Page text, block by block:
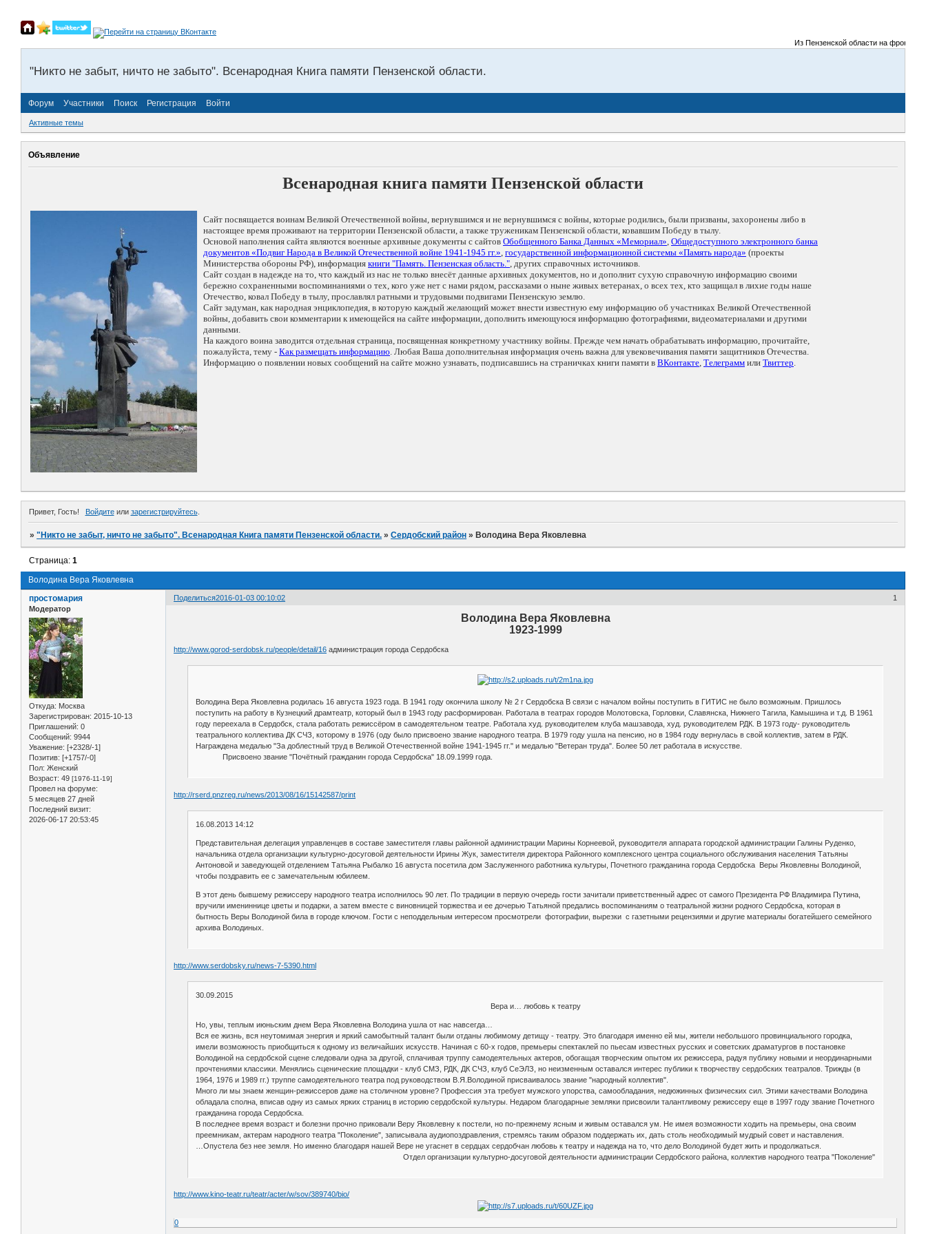
Из Пензенской области на фронты
"Никто не забыт, ничто не забыто". Всенародная Книга памяти Пензенской области.
Форум Участники Поиск Регистрация Войти
Активные темы
Объявление
Всенародная книга памяти Пензенской области
Сайт посвящается воинам Великой Отечественной войны, вернувшимся и не вернувшимся с войны, которые родились, были призваны, захоронены либо в
настоящее время проживают на территории Пензенской области, а также труженикам Пензенской области, ковавшим Победу в тылу.
Основой наполнения сайта являются военные архивные документы с сайтов Обобщенного Банка Данных «Мемориал», Общедоступного электронного банка
документов «Подвиг Народа в Великой Отечественной войне 1941-1945 гг.», государственной информационной системы «Память народа» (проекты
Министерства обороны РФ), информация книги "Память. Пензенская область.", других справочных источников.
Сайт создан в надежде на то, что каждый из нас не только внесёт данные архивных документов, но и дополнит сухую справочную информацию своими
бережно сохраненными воспоминаниями о тех, кого уже нет с нами рядом, рассказами о ныне живых ветеранах, о всех тех, кто защищал в лихие годы наше
Отечество, ковал Победу в тылу, прославлял ратными и трудовыми подвигами Пензенскую землю.
Сайт задуман, как народная энциклопедия, в которую каждый желающий может внести известную ему информацию об участниках Великой Отечественной
войны, добавить свои комментарии к имеющейся на сайте информации, дополнить имеющуюся информацию фотографиями, видеоматериалами и другими
данными.
На каждого воина заводится отдельная страница, посвященная конкретному участнику войны. Прежде чем начать обрабатывать информацию, прочитайте,
пожалуйста, тему - Как размещать информацию. Любая Ваша дополнительная информация очень важна для увековечивания памяти защитников Отечества.
Информацию о появлении новых сообщений на сайте можно узнавать, подписавшись на страничках книги памяти в ВКонтакте, Телеграмм или Твиттер.
Привет, Гость! Войдитеили зарегистрируйтесь.
»"Никто не забыт, ничто не забыто". Всенародная Книга памяти Пензенской области. »Сердобский район » Володина Вера Яковлевна
Володина Вера Яковлевна
Страница:1
Поделиться 1
2016-01-03 00:10:02
простомария
Модератор
Откуда: Москва
Зарегистрирован: 2015-10-13
Приглашений: 0
Сообщений: 9944
Уважение: [+2328/-1]
Позитив: [+1757/-0]
Пол: Женский
Возраст: 49 [1976-11-19]
Провел на форуме:
5 месяцев 27 дней
Последний визит:
2026-06-17 20:53:45
Володина Вера Яковлевна
1923-1999
http://www.gorod-serdobsk.ru/people/detail/16 администрация города Сердобска
Володина Вера Яковлевна родилась 16 августа 1923 года. В 1941 году окончила школу № 2 г Сердобска В связи с началом войны поступить в ГИТИС не было возможным. Пришлось
поступить на работу в Кузнецкий драмтеатр, который был в 1943 году расформирован. Работала в театрах городов Молотовска, Горловки, Славянска, Нижнего Тагила, Камышина и т.д. В 1961
году переехала в Сердобск, стала работать режиссёром в самодеятельном театре. Работала худ. руководителем клуба машзавода, худ. руководителем РДК. В 1973 году- руководитель
театрального коллектива ДК СЧЗ, которому в 1976 (оду было присвоено звание народного театра. В 1979 году ушла на пенсию, но в 1984 году вернулась в свой коллектив, затем в РДК.
Награждена медалью "За доблестный труд в Великой Отечественной войне 1941-1945 гг." и медалью "Ветеран труда". Более 50 лет работала в искусстве.
Присвоено звание "Почётный гражданин города Сердобска" 18.09.1999 года.
http://rserd.pnzreg.ru/news/2013/08/16/15142587/print
16.08.2013 14:12
Представительная делегация управленцев в составе заместителя главы районной администрации Марины Корнеевой, руководителя аппарата городской администрации Галины Руденко,
начальника отдела организации культурно-досуговой деятельности Ирины Жук, заместителя директора Районного комплексного центра социального обслуживания населения Татьяны
Антоновой и заведующей отделением Татьяна Рыбалко 16 августа посетила дом Заслуженного работника культуры, Почетного гражданина города Сердобска Веры Яковлевны Володиной,
чтобы поздравить ее с замечательным юбилеем.
В этот день бывшему режиссеру народного театра исполнилось 90 лет. По традиции в первую очередь гости зачитали приветственный адрес от самого Президента РФ Владимира Путина,
вручили имениннице цветы и подарки, а затем вместе с виновницей торжества и ее дочерью Татьяной предались воспоминаниям о театральной жизни родного Сердобска, которая в
бытность Веры Володиной била в городе ключом. Гости с неподдельным интересом просмотрели фотографии, вырезки с газетными рецензиями и другие материалы богатейшего семейного
архива Володиных.
http://www.serdobsky.ru/news-7-5390.html
30.09.2015
Вера и… любовь к театру
Но, увы, теплым июньским днем Вера Яковлевна Володина ушла от нас навсегда…
Вся ее жизнь, вся неутомимая энергия и яркий самобытный талант были отданы любимому детищу - театру. Это благодаря именно ей мы, жители небольшого провинциального городка,
имели возможность приобщиться к одному из величайших искусств. Начиная с 60-х годов, премьеры спектаклей по пьесам известных русских и советских драматургов в постановке
Володиной на сердобской сцене следовали одна за другой, сплачивая труппу самодеятельных актеров, обогащая творческим опытом их режиссера, радуя публику новыми и неординарными
прочтениями классики. Менялись сценические площадки - клуб СМЗ, РДК, ДК СЧЗ, клуб СеЭЛЗ, но неизменным оставался интерес публики к творчеству сердобских театралов. Трижды (в
1964, 1976 и 1989 гг.) труппе самодеятельного театра под руководством В.Я.Володиной присваивалось звание "народный коллектив".
Много ли мы знаем женщин-режиссеров даже на столичном уровне? Профессия эта требует мужского упорства, самообладания, недюжинных физических сил. Этими качествами Володина
обладала сполна, вписав одну из самых ярких страниц в историю сердобской культуры. Недаром благодарные земляки присвоили талантливому режиссеру еще в 1997 году звание Почетного
гражданина города Сердобска.
В последнее время возраст и болезни прочно приковали Веру Яковлевну к постели, но по-прежнему ясным и живым оставался ум. Не имея возможности ходить на премьеры, она своим
преемникам, актерам народного театра "Поколение", записывала аудиопоздравления, стремясь таким образом поддержать их, дать столь необходимый мудрый совет и наставления.
…Опустела без нее земля. Но именно благодаря нашей Вере не угаснет в сердцах сердобчан любовь к театру и надежда на то, что дело Володиной будет жить и продолжаться.
Отдел организации культурно-досуговой деятельности администрации Сердобского района, коллектив народного театра "Поколение"
http://www.kino-teatr.ru/teatr/acter/w/sov/389740/bio/
0